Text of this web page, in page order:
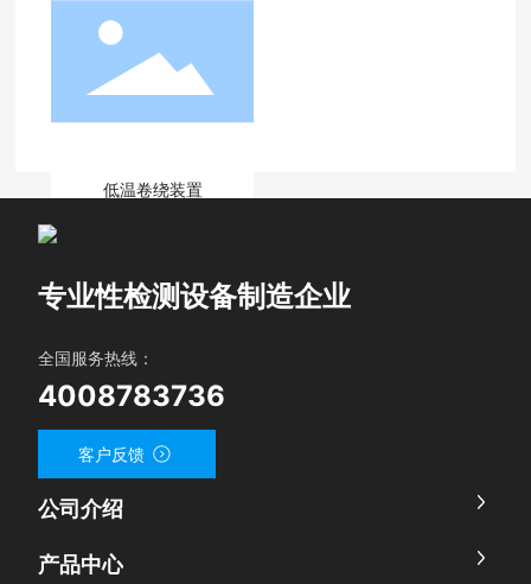
低温卷绕装置
专业性检测设备制造企业
全国服务热线：
4008783736
客户反馈
公司介绍
产品中心